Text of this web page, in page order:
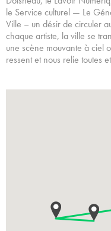
le Service culturel — Le
Ville – un désir de circuler
chaque artiste, la ville se
une scène mouvante à ciel
ressent et nous relie toutes